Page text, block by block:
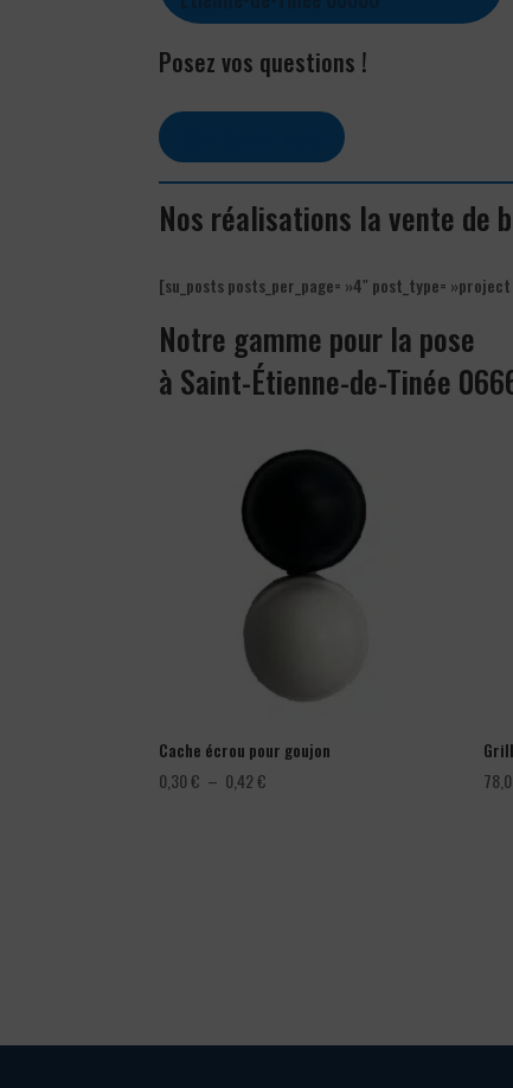
Posez vos questions !
Nos réalisations la vente de
[su_posts posts_per_page= »4″ post_type=
Notre gamme pour la pose
à Saint-Étienne-de-Tinée
Cache écrou pour goujon
0,30€ – 0,42€